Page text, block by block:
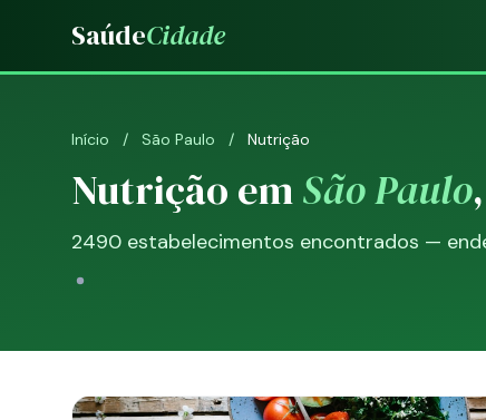
SaúdeCidade
Início / São Paulo / Nutrição
Nutrição emSão Paulo
2490 estabelecimentos encontrados —